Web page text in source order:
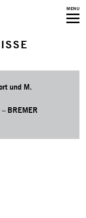
MENU
und M.
BREMER